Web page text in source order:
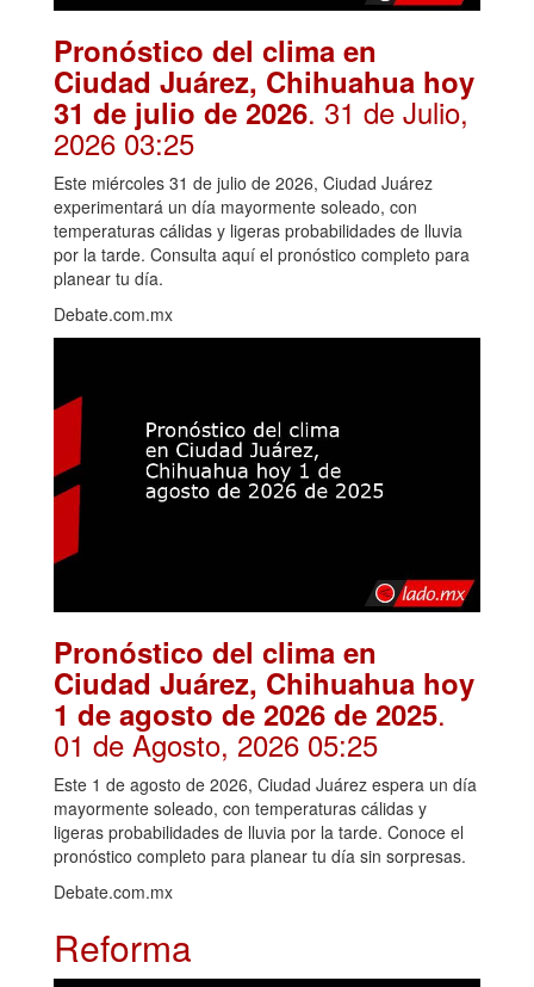
Pronóstico del clima en
Ciudad Juárez, Chihuahua hoy
31 de julio de 2026. 31 de Julio,
2026 03:25
Este miércoles 31 de julio de 2026, Ciudad Juárez
experimentará un día mayormente soleado, con
temperaturas cálidas y ligeras probabilidades de lluvia
por la tarde. Consulta aquí el pronóstico completo para
planear tu día.
Debate.com.mx
Pronóstico del clima en
Ciudad Juárez, Chihuahua hoy
1 de agosto de 2026 de 2025.
01 de Agosto, 2026 05:25
Este 1 de agosto de 2026, Ciudad Juárez espera un día
mayormente soleado, con temperaturas cálidas y
ligeras probabilidades de lluvia por la tarde. Conoce el
pronóstico completo para planear tu día sin sorpresas.
Debate.com.mx
Reforma